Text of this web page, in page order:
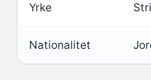
Yrke
Nationalitet